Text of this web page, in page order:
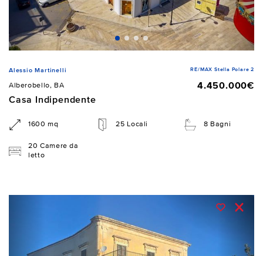
Alessio Martinelli RE/MAX Stella Polare 2
Alberobello, BA
4.450.000€
Casa Indipendente
1600 mq 25 Locali 8 Bagni
20 Camere da
letto